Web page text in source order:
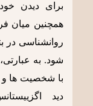
برای دیدن
همچنین میان
روانشناسی در
شود. به
با شخصیت ها و
دید